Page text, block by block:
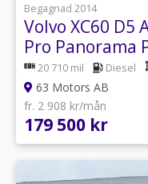
Begagnad 2014
Volvo XC60 D5
Pro Panorama
20 710 mil Diesel
63 Motors AB
fr. 2 908 kr/mån
179 500 kr